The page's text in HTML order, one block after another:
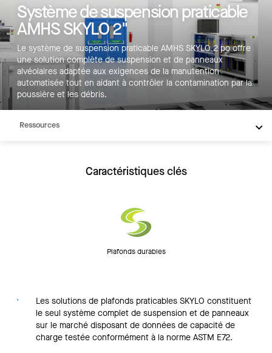
Système de suspension praticable
AMHS SKYLO 2"
Le système de suspension praticable AMHS SKYLO 2 po offre
une solution complète de suspension et de panneaux
alvéolaires adaptée aux exigences de la manutention
automatisée tout en aidant à contrôler la contamination par la
poussière et les débris.
Principales caractéristiques
Couleurs
Produits
Ressources
Caractéristiques clés
Plafonds durables
Les solutions de plafonds praticables SKYLO constituent
le seul système complet de suspension et de panneaux
sur le marché disposant de données de capacité de
charge testée conformément à la norme ASTM E72.